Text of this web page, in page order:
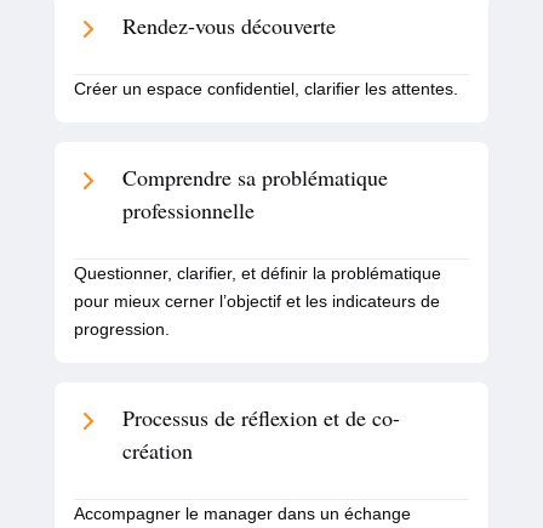
Rendez-vous découverte
Créer un espace confidentiel, clarifier les attentes.
Comprendre sa problématique
professionnelle
Questionner, clarifier, et définir la problématique
pour mieux cerner l’objectif et les indicateurs de
progression.
Processus de réflexion et de co-
création
Accompagner le manager dans un échange